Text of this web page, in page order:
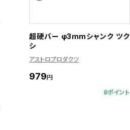
超硬バー φ3mmシャンク ツク
シ
アストロプロダクツ
979円
8ポイント